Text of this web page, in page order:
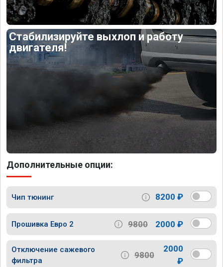
Стабилизируйте выхлоп и работу
двигателя!
Дополнительные опции:
Чип тюнинг 8200 ₽
Прошивка Евро 2 9800 2000 ₽
Отключение сажевого
фильтра
9800
2000
₽